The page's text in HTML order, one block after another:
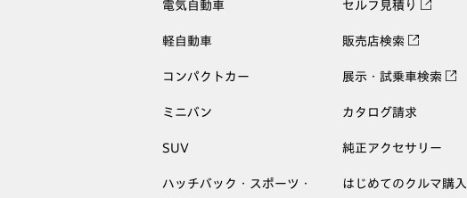
電気自動車
軽自動車
コンパクトカー
ミニバン
SUV
ハッチバック・スポーツ・
セルフ見積り
販売店検索
展示・試乗車検索
カタログ請求
純正アクセサリー
はじめてのクルマ購入